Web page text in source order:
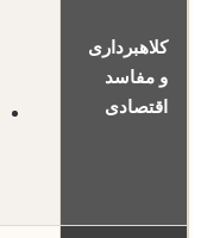
کلاهبرداری
و مفاسد
اقتصادی